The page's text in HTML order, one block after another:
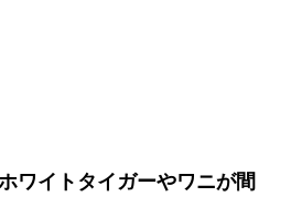
ワイトタイガーやワニが間